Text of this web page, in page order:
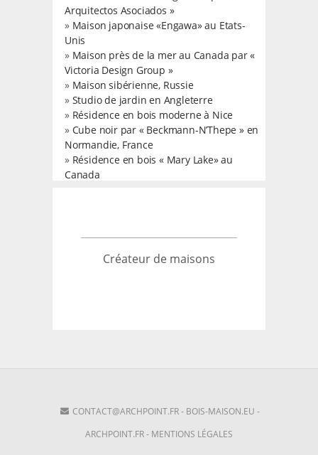
Arquitectos Asociados »
» Maison japonaise «Engawa» au Etats-
Unis
» Maison près de la mer au Canada par «
Victoria Design Group »
» Maison sibérienne, Russie
» Studio de jardin en Angleterre
» Résidence en bois moderne à Nice
» Cube noir par « Beckmann-N’Thepe » en
Normandie, France
» Résidence en bois « Mary Lake» au
Canada
Créateur de maisons
CONTACT@ARCHPOINT.FR- BOIS-MAISON.EU -
ARCHPOINT.FR- MENTIONS LÉGALES